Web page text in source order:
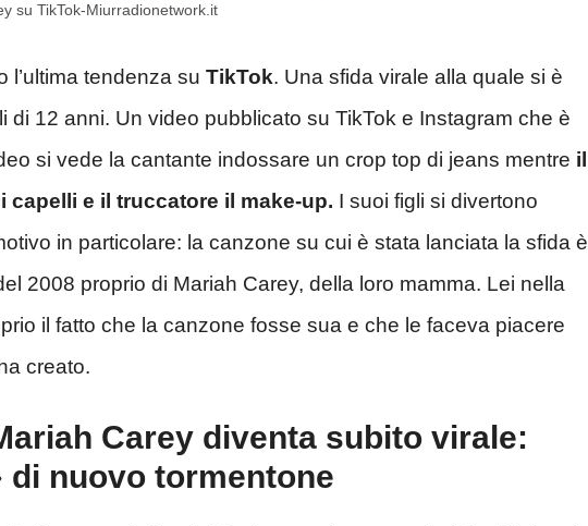
su TikTok-Miurradionetwork.it
l’ultima tendenza su TikTok. Una sfida virale alla quale si è
di 12 anni. Un video pubblicato su TikTok e Instagram che è
si vede la cantante indossare un crop top di jeans mentre il
e il truccatore il make-up. I suoi figli si divertono
in particolare: la canzone su cui è stata lanciata la sfida è
2008 proprio di Mariah Carey, della loro mamma. Lei nella
il fatto che la canzone fosse sua e che le faceva piacere
creato.
Carey diventa subito virale:
di nuovo tormentone